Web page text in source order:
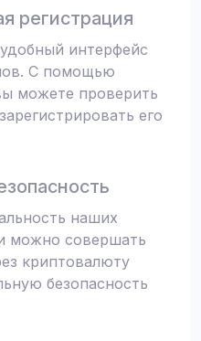
регистрация
интерфейс
С помощью
можете проверить
его
наших
можно совершать
криптовалюту
безопасность